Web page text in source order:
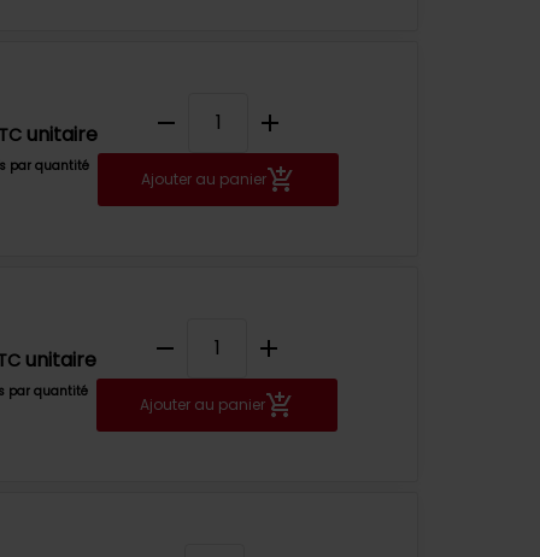
unitaire
par quantité
remove add
Ajouter au panier
unitaire
par quantité
remove add
Ajouter au panier